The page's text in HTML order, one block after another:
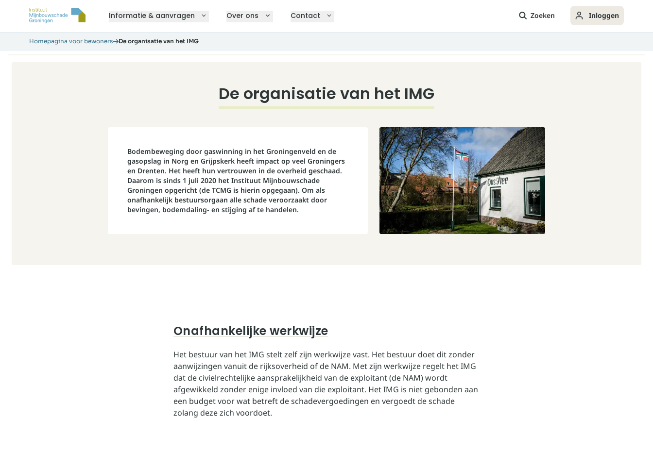
Informatie & aanvragen Over ons Contact Zoeken Inloggen
Homepagina voor bewoners De organisatie van het IMG
De organisatie van het IMG
Bodembeweging door gaswinning in het Groningenveld en de
gasopslag in Norg en Grijpskerk heeft impact op veel Groningers
en Drenten. Het heeft hun vertrouwen in de overheid geschaad.
Daarom is sinds 1 juli 2020 het Instituut Mijnbouwschade
Groningen opgericht (de TCMG is hierin opgegaan). Om als
onafhankelijk bestuursorgaan alle schade veroorzaakt door
bevingen, bodemdaling- en stijging af te handelen.
Onafhankelijke werkwijze
Het bestuur van het IMG stelt zelf zijn werkwijze vast. Het bestuur doet dit zonder
aanwijzingen vanuit de rijksoverheid of de NAM. Met zijn werkwijze regelt het IMG
dat de civielrechtelijke aansprakelijkheid van de exploitant (de NAM) wordt
afgewikkeld zonder enige invloed van die exploitant. Het IMG is niet gebonden aan
een budget voor wat betreft de schadevergoedingen en vergoedt de schade
zolang deze zich voordoet.